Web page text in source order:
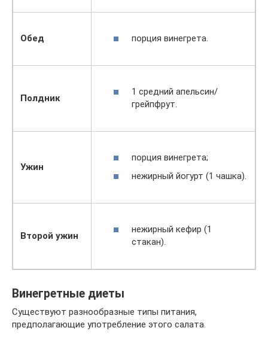
Обед порция винегрета.
Полдник
1 средний апельсин/
грейпфрут.
Ужин
порция винегрета;
нежирный йогурт (1 чашка).
Второй ужин
нежирный кефир (1
стакан).
Винегретные диеты
Существуют разнообразные типы питания,
предполагающие употребление этого салата.